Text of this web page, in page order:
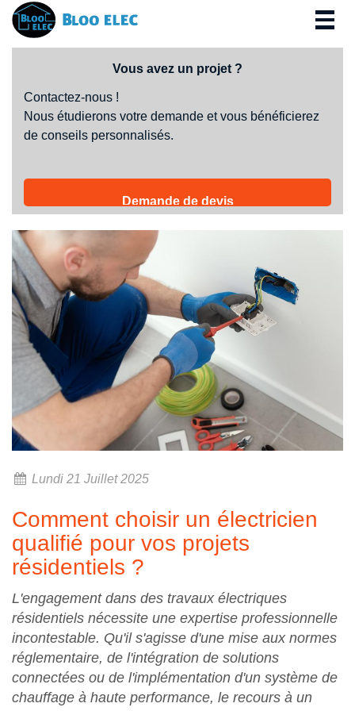
Vous avez un projet ?
Contactez-nous !
Nous étudierons votre demande et vous bénéficierez
de conseils personnalisés.
Demande de devis
Lundi 21 Juillet 2025
Comment choisir un électricien
qualifié pour vos projets
résidentiels ?
L'engagement dans des travaux électriques
résidentiels nécessite une expertise professionnelle
incontestable. Qu'il s'agisse d'une mise aux normes
réglementaire, de l'intégration de solutions
connectées ou de l'implémentation d'un système de
chauffage à haute performance, le recours à un